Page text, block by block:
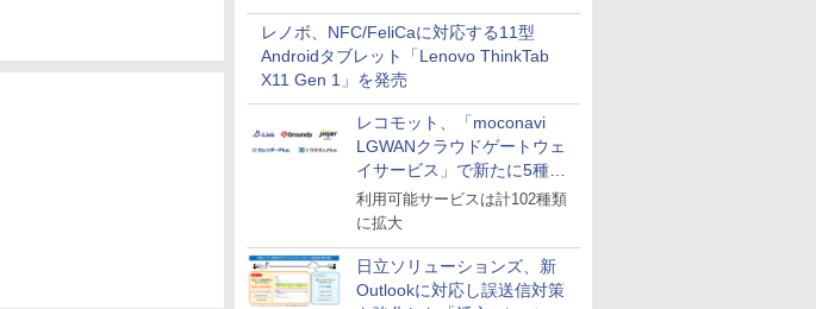
業務設計とマインドセット変
革
レノボ、NFC/FeliCaに対応する11型
Androidタブレット「Lenovo ThinkTab
X11 Gen 1」を発売
レコモット、「moconavi
LGWANクラウドゲートウェ
イサービス」で新たに5種類
のサービスと連携開始
利用可能サービスは計102種類
に拡大
日立ソリューションズ、新
Outlookに対応し誤送信対策